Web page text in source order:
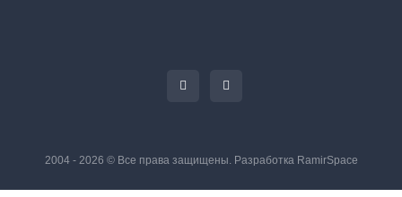
2004 - 2026 © Все права защищены. Разработка RamirSpace